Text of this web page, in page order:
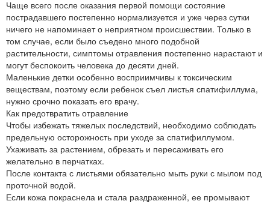
Чаще всего после оказания первой помощи состояние
пострадавшего постепенно нормализуется и уже через сутки
ничего не напоминает о неприятном происшествии. Только в
том случае, если было съедено много подобной
растительности, симптомы отравления постепенно нарастают и
могут беспокоить человека до десяти дней.
Маленькие детки особенно восприимчивы к токсическим
веществам, поэтому если ребенок съел листья спатифиллума,
нужно срочно показать его врачу.
Как предотвратить отравление
Чтобы избежать тяжелых последствий, необходимо соблюдать
предельную осторожность при уходе за спатифиллумом.
Ухаживать за растением, обрезать и пересаживать его
желательно в перчатках.
После контакта с листьями обязательно мыть руки с мылом под
проточной водой.
Если кожа покраснела и стала раздраженной, ее промывают